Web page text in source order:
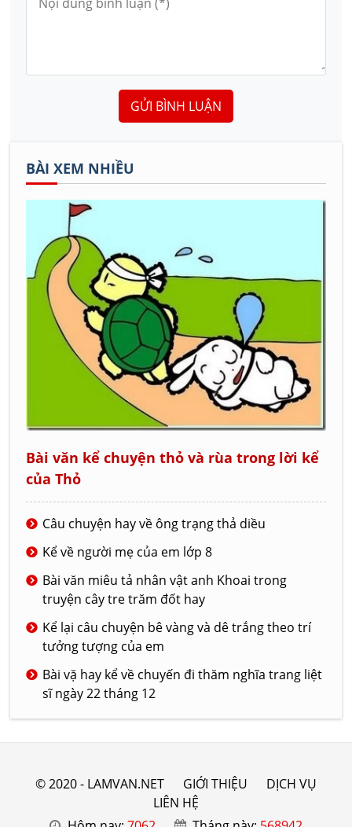
GỬI BÌNH LUẬN
BÀI XEM NHIỀU
Bài văn kể chuyện thỏ và rùa trong lời kể
của Thỏ
Câu chuyện hay về ông trạng thả diều
Kể về người mẹ của em lớp 8
Bài văn miêu tả nhân vật anh Khoai trong
truyện cây tre trăm đốt hay
Kể lại câu chuyện bê vàng và dê trắng theo trí
tưởng tượng của em
Bài vặ hay kể về chuyến đi thăm nghĩa trang liệt
sĩ ngày 22 tháng 12
© 2020 - LAMVAN.NET GIỚI THIỆU
DỊCH VỤ
LIÊN HỆ